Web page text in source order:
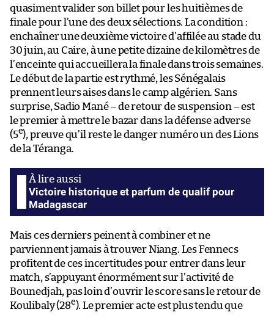
quasiment valider son billet pour les huitièmes de
finale pour l’une des deux sélections. La condition :
enchaîner une deuxième victoire d’affilée au stade du
30 juin, au Caire, à une petite dizaine de kilomètres de
l’enceinte qui accueillera la finale dans trois semaines.
Le début de la partie est rythmé, les Sénégalais
prennent leurs aises dans le camp algérien. Sans
surprise, Sadio Mané – de retour de suspension – est
le premier à mettre le bazar dans la défense adverse
(5e), preuve qu’il reste le danger numéro un des Lions
de la Téranga.
Victoire historique et parfum de qualif pour
Madagascar
Mais ces derniers peinent à combiner et ne
parviennent jamais à trouver Niang. Les Fennecs
profitent de ces incertitudes pour entrer dans leur
match, s’appuyant énormément sur l’activité de
Bounedjah, pas loin d’ouvrir le score sans le retour de
Koulibaly (28e). Le premier acte est plus tendu que